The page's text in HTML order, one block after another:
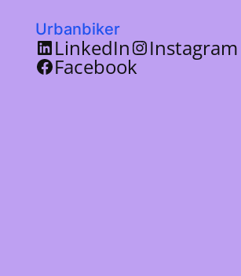
Urbanbiker
LinkedIn Instagram
Facebook